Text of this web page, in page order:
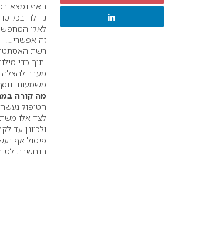
האף נמצא
גדולה בכל
לאלו
זה אפשרי….
תוך כדי
מעבר להצלה
משמעותי
מה קורה
הטיפול
לצד אלו
ולכוונן עד
פיסול אף
הנחשבת